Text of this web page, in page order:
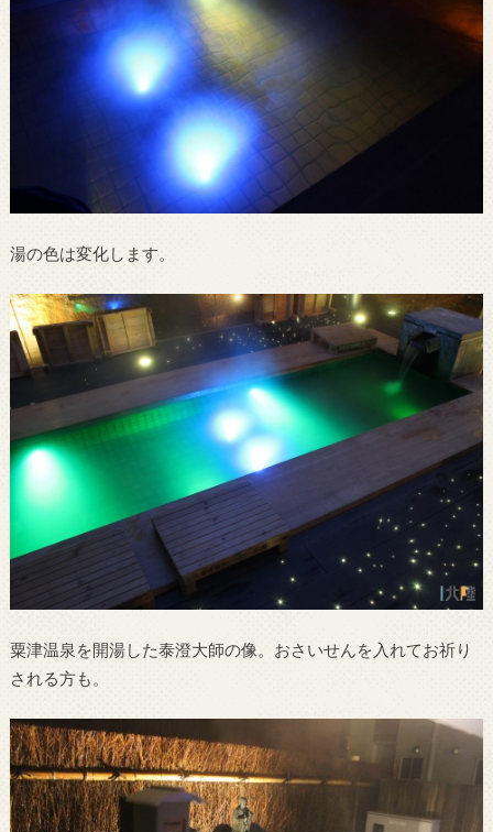
湯の色は変化します。
粟津温泉を開湯した泰澄大師の像。おさいせんを入れてお祈り
される方も。